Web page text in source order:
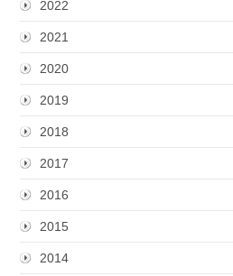
2022
2021
2020
2019
2018
2017
2016
2015
2014